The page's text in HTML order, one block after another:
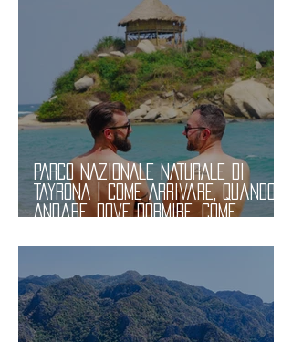
PARCO NAZIONALE NATURALE di
TAYRONA | Come Arrivare, Quando
Andare, Dove Dormire, Come
Utili